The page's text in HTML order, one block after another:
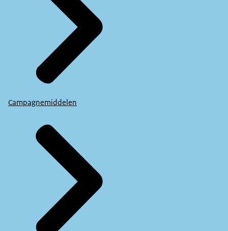
Campagnemiddelen